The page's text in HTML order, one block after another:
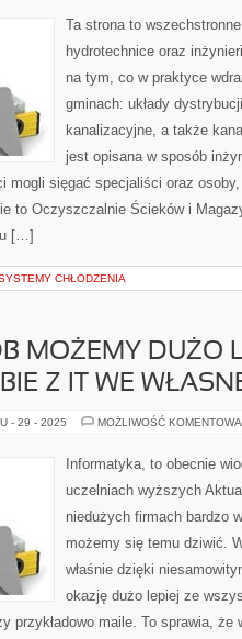
Ta strona to
hydrotechnice oraz
na tym, co w praktyce
gminach: układy
kanalizacyjne, a także
jest opisana w sposób
mogli sięgać specjaliści oraz
to Oczyszczalnie Ścieków i
[…]
CHŁODZENIA
MOŻEMY DUŻO
Z IT WE
- 29 - 2025 MOŻLIWOŚĆ
Informatyka, to obecnie
uczelniach wyższych
niedużych firmach bardzo
możemy się temu dziwić.
właśnie dzięki
okazję dużo lepiej ze
przykładowo maile. To sprawia,